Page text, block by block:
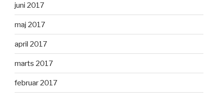
juni 2017
maj 2017
april 2017
marts 2017
februar 2017